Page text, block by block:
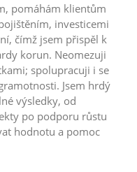
pomáhám klientům
investicemi
čímž jsem přispěl k
korun. Neomezuji
spolupracuji i se
Jsem hrdý
výsledky, od
po podporu růstu
hodnotu a pomoc